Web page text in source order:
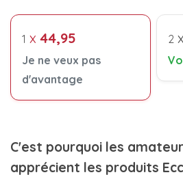
1 x 44,95
Je ne veux pas
d'avantage
2 x
C'est pourquoi les
apprécient les produits